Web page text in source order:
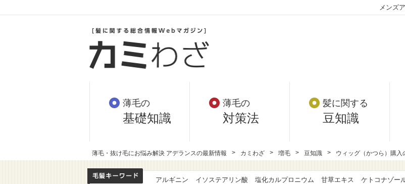
メンズ
薄毛の
基礎知識
薄毛の
対策法
髪に関する
豆知識
薄毛・抜け毛にお悩み解決 アデランスの最新情報 カミわざ 増毛 豆知識 ウィッグ（かつら）購入
アルギニン イソステアリン酸 塩化カルプロニウム 甘草エキス ケトコナゾー